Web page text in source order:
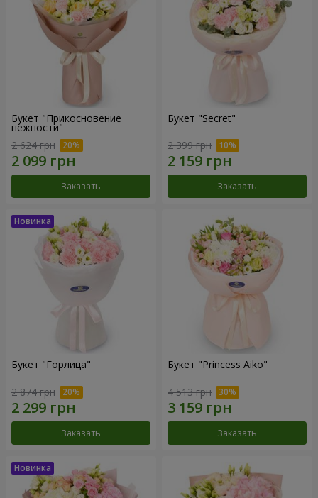
Букет "Прикосновение
нежности"
2 624 грн
Заказать
Букет "Secret"
2 399 грн
Заказать
Букет "Горлица"
2 874 грн
Заказать
Букет "Princess Aiko"
4 513 грн
Заказать